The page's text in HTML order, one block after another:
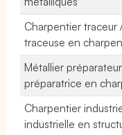
Charpentier traceur
traceuse en
Métallier
préparatrice en
Charpentier
industrielle en